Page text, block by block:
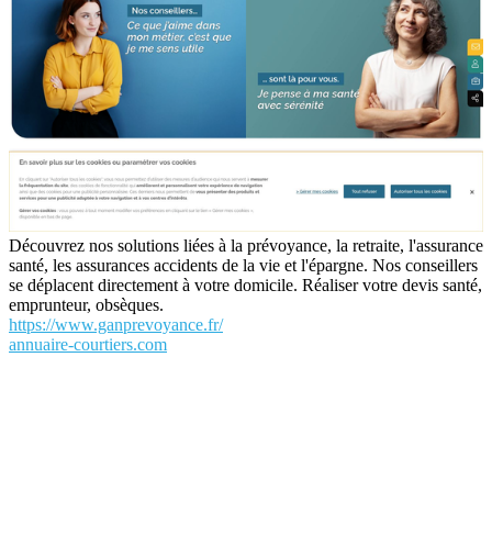
Découvrez nos solutions liées à la prévoyance, la retraite, l'assurance
santé, les assurances accidents de la vie et l'épargne. Nos conseillers
se déplacent directement à votre domicile. Réaliser votre devis santé,
emprunteur, obsèques.
https://www.ganprevoyance.fr/
annuaire-courtiers.com